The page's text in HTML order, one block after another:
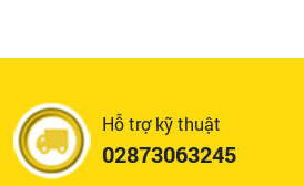
Hỗ trợ kỹ thuật
02873063245